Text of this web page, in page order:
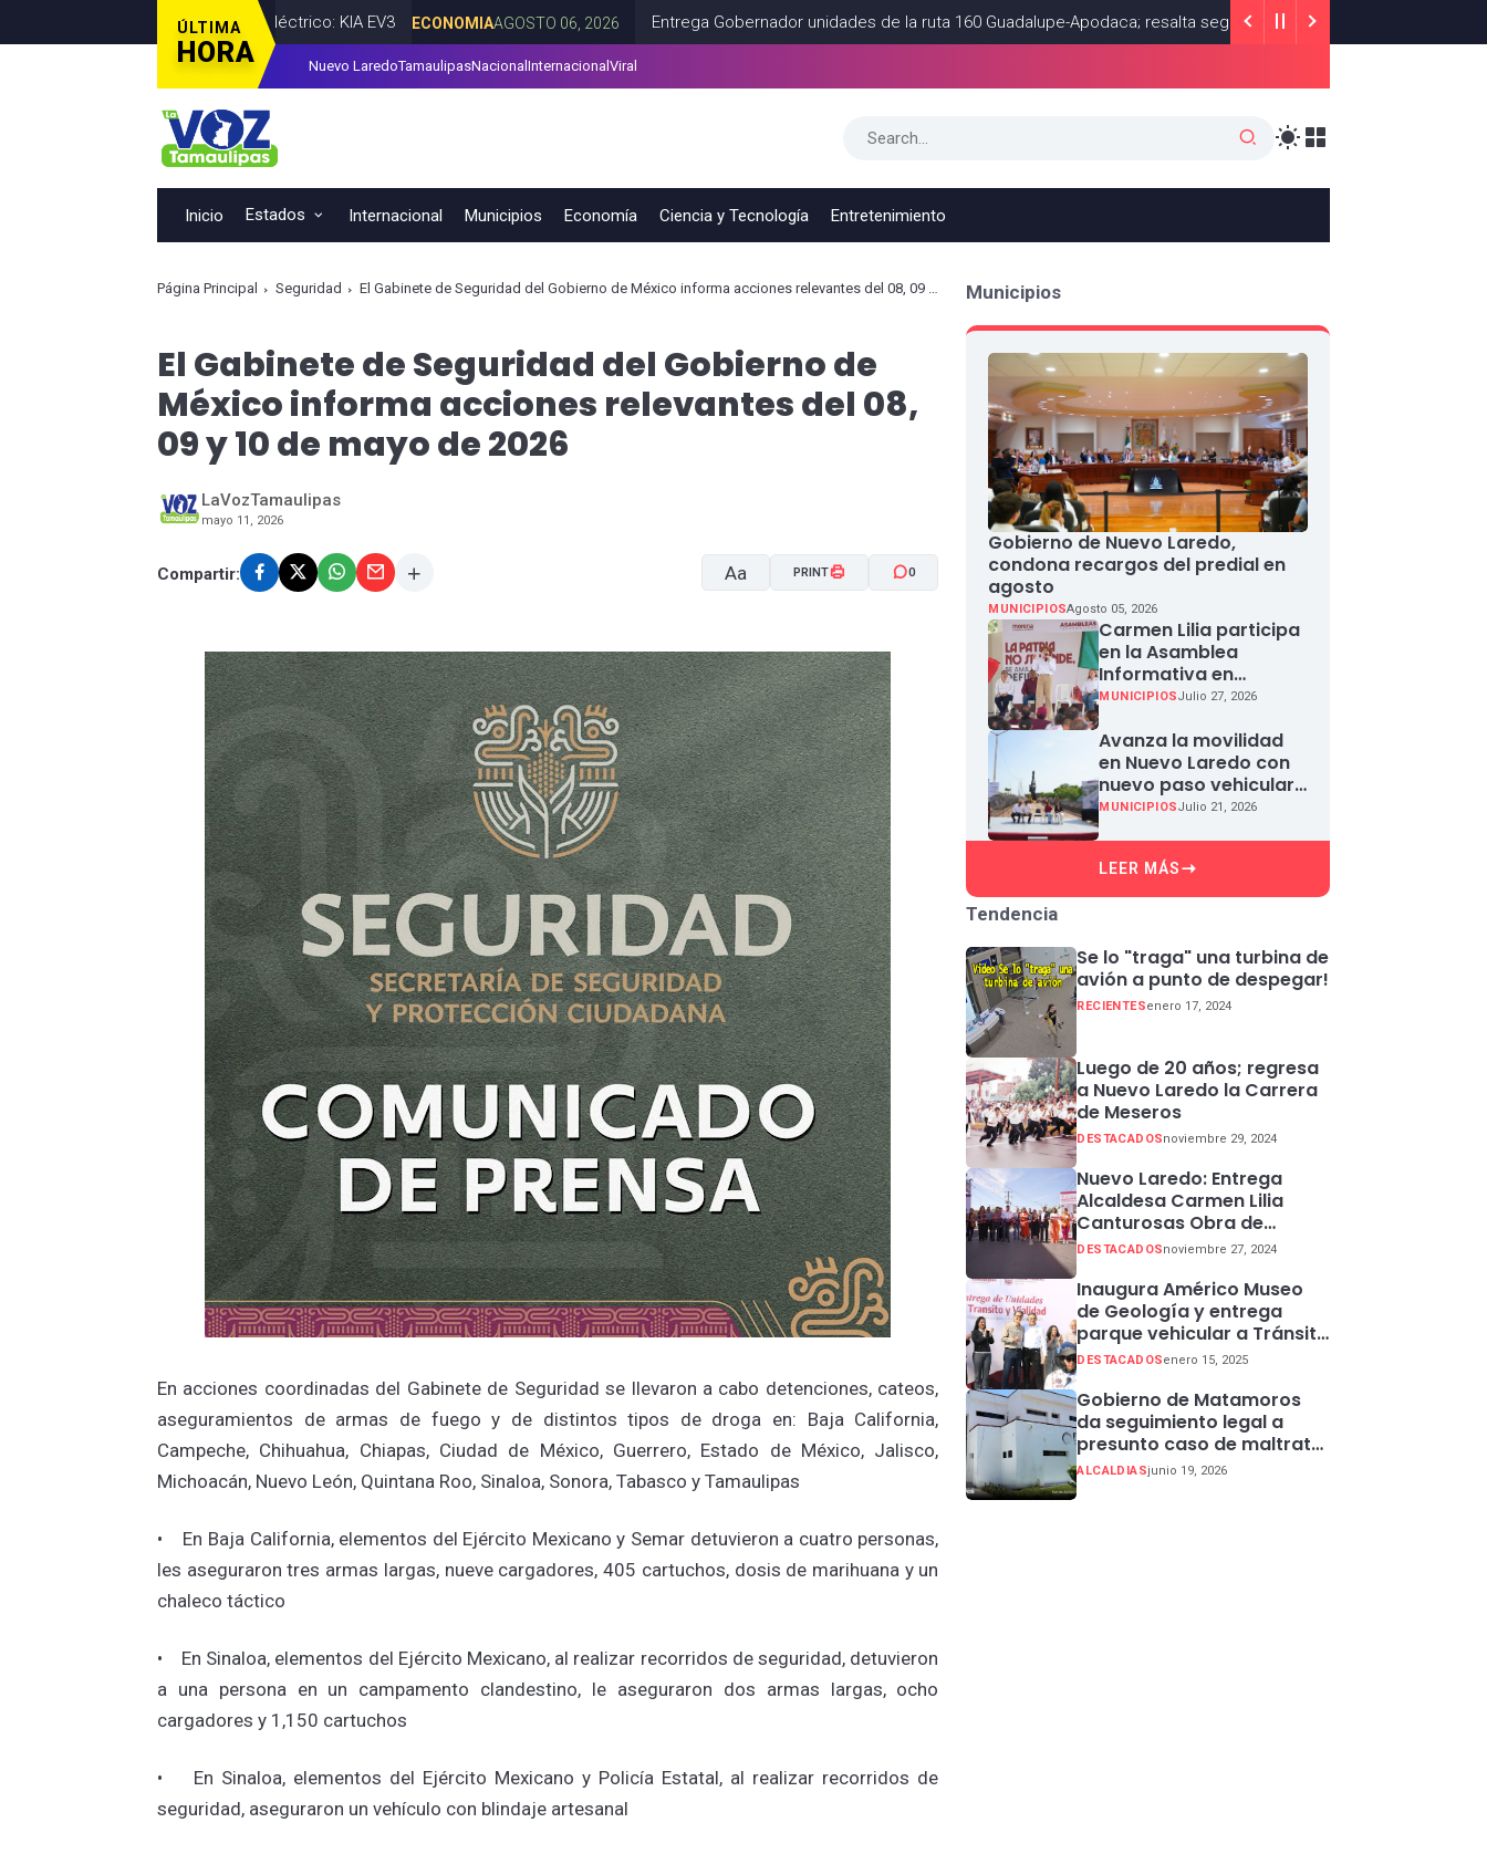
ÚLTIMA
HORA
León primer vehículo eléctrico: KIA EV3 ECONOMIA AGOSTO 06, 2026 Entrega Gobernador unidades de la ruta 160 Guadalupe-Apodaca; resalta seguridad en transporte público
diputado Byron Cavazos facilitar la presentación de iniciativas ciudadanas en Tamaulipas
Nuevo LaredoTamaulipasNacional Internacional Viral
Inicio Estados Internacional Municipios Economía Ciencia y Tecnología Entretenimiento
Página Principal Seguridad El Gabinete de Seguridad del Gobierno de México informa acciones relevantes del 08, 09 y 10 de mayo de 2026
El Gabinete de Seguridad del Gobierno de
México informa acciones relevantes del 08,
09 y 10 de mayo de 2026
LaVozTamaulipas
mayo 11, 2026
Compartir: Aa
A- A+
PRINT 0
En acciones coordinadas del Gabinete de Seguridad se llevaron a cabo detenciones, cateos,
aseguramientos de armas de fuego y de distintos tipos de droga en: Baja California,
Campeche, Chihuahua, Chiapas, Ciudad de México, Guerrero, Estado de México, Jalisco,
Michoacán, Nuevo León, Quintana Roo, Sinaloa, Sonora, Tabasco y Tamaulipas
• En Baja California, elementos del Ejército Mexicano y Semar detuvieron a cuatro personas,
les aseguraron tres armas largas, nueve cargadores, 405 cartuchos, dosis de marihuana y un
chaleco táctico
• En Sinaloa, elementos del Ejército Mexicano, al realizar recorridos de seguridad, detuvieron
a una persona en un campamento clandestino, le aseguraron dos armas largas, ocho
cargadores y 1,150 cartuchos
• En Sinaloa, elementos del Ejército Mexicano y Policía Estatal, al realizar recorridos de
seguridad, aseguraron un vehículo con blindaje artesanal
Municipios
Gobierno de Nuevo Laredo,
condona recargos del predial en
agosto
MUNICIPIOSAgosto 05, 2026
Carmen Lilia participa
en la Asamblea
Informativa en
Defensa de la
Miguel Aleman
MUNICIPIOSJulio 27, 2026
Avanza la movilidad
en Nuevo Laredo con
nuevo paso vehicular
en Paseo Colón
MUNICIPIOSJulio 21, 2026
LEER MÁS
Tendencia
Se lo "traga" una turbina de
avión a punto de despegar!
RECIENTESenero 17, 2024
Luego de 20 años; regresa
a Nuevo Laredo la Carrera
de Meseros
DESTACADOSnoviembre 29, 2024
Nuevo Laredo: Entrega
Alcaldesa Carmen Lilia
Canturosas Obra de
Rehabilitación de Colector
DESTACADOSnoviembre 27, 2024
Inaugura Américo Museo
de Geología y entrega
parque vehicular a Tránsito
en Ciudad Madero
DESTACADOSenero 15, 2025
Gobierno de Matamoros
da seguimiento legal a
presunto caso de maltrato
animal
ALCALDIASjunio 19, 2026